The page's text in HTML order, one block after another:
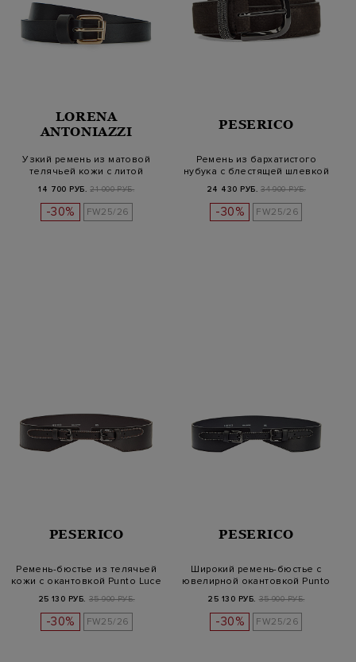
LORENA
ANTONIAZZI
Узкий ремень из матовой
телячьей кожи с литой
14 700 РУБ. 21 000 РУБ.
-30% FW25/26
PESERICO
Ремень из бархатистого
нубука с блестящей шлевкой
24 430 РУБ. 34 900 РУБ.
-30% FW25/26
PESERICO
Ремень-бюстье из телячьей
кожи с окантовкой Punto Luce
25 130 РУБ. 35 900 РУБ.
-30% FW25/26
PESERICO
Широкий ремень-бюстье с
ювелирной окантовкой Punto
25 130 РУБ. 35 900 РУБ.
-30% FW25/26